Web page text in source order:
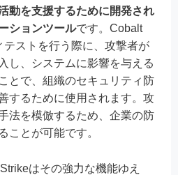
動を支援するために開発され
ションツールです。Cobalt
ストを行う際に、攻撃者が
し、システムに影響を与える
とで、組織のセキュリティ防
するために使用されます。攻
法を模倣するため、企業の防
ことが可能です。
はその強力な機能ゆえ